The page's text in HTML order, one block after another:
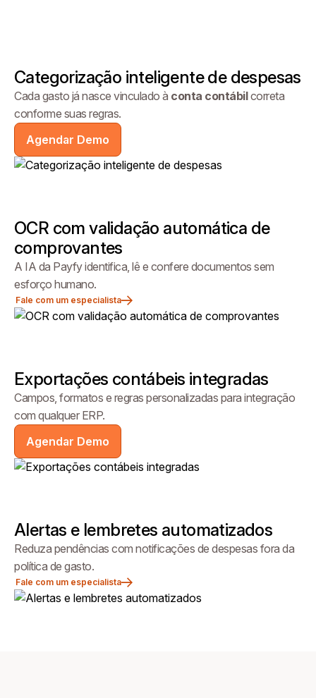
Categorização inteligente de despesas
Cada gasto já nasce vinculado à conta contábilcorreta
conforme suas regras.
Agendar Demo
OCR com validação automática de
comprovantes
A IA da Payfy identifica, lê e confere documentos sem
esforço humano.
Fale com um especialista
Exportações contábeis integradas
Campos, formatos e regras personalizadas para integração
com qualquer ERP.
Agendar Demo
Alertas e lembretes automatizados
Reduza pendências com notificações de despesas fora da
política de gasto.
Fale com um especialista